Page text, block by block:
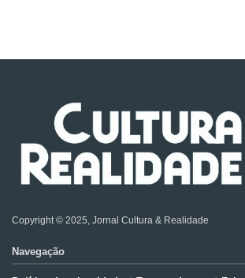
Copyright © 2025, Jornal Cultura & Realidade
Navegação